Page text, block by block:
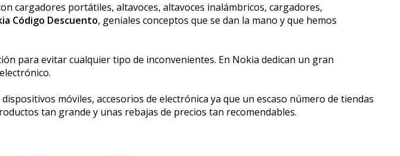
cargadores portátiles, altavoces, altavoces inalámbricos, cargadores,
Código Descuento, geniales conceptos que se dan la mano y que hemos
para evitar cualquier tipo de inconvenientes. En Nokia dedican un gran
móviles, accesorios de electrónica ya que un escaso número de tiendas
tan grande y unas rebajas de precios tan recomendables.